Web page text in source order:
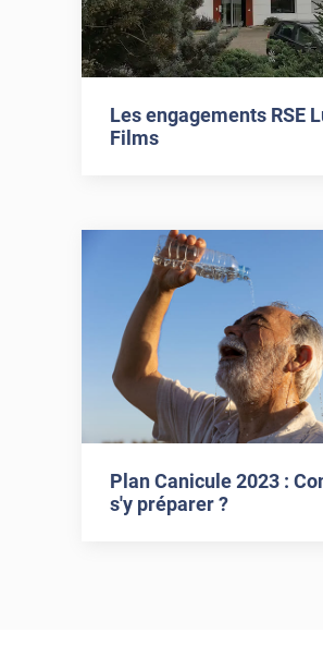
Les engagements RSE
Films
Plan Canicule 2023 :
s'y préparer ?